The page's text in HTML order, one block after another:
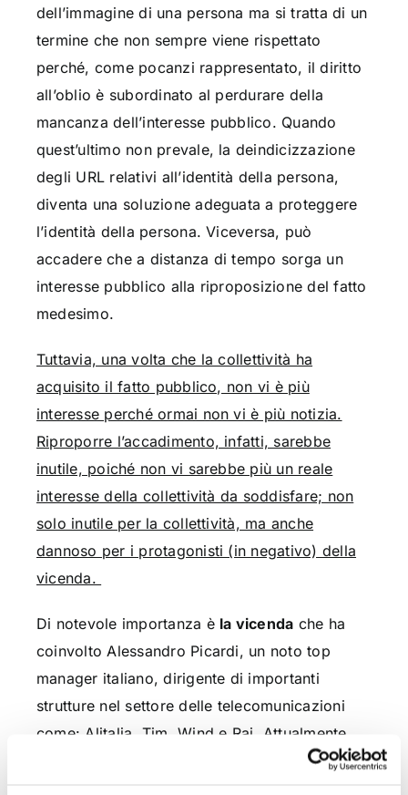
dell’immagine di una persona ma si tratta di un
termine che non sempre viene rispettato
perché, come pocanzi rappresentato, il diritto
all’oblio è subordinato al perdurare della
mancanza dell’interesse pubblico. Quando
quest’ultimo non prevale, la deindicizzazione
degli URL relativi all’identità della persona,
diventa una soluzione adeguata a proteggere
l’identità della persona. Viceversa, può
accadere che a distanza di tempo sorga un
interesse pubblico alla riproposizione del fatto
medesimo.
Tuttavia, una volta che la collettività ha
acquisito il fatto pubblico, non vi è più
interesse perché ormai non vi è più notizia.
Riproporre l’accadimento, infatti, sarebbe
inutile, poiché non vi sarebbe più un reale
interesse della collettività da soddisfare; non
solo inutile per la collettività, ma anche
dannoso per i protagonisti (in negativo) della
vicenda.
Di notevole importanza è la vicenda che ha
coinvolto Alessandro Picardi, un noto top
manager italiano, dirigente di importanti
strutture nel settore delle telecomunicazioni
come: Alitalia, Tim, Wind e Rai. Attualmente
ricopre il ruolo di Presidente di Nexting ed è